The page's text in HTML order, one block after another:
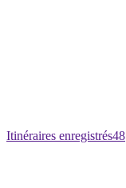
Itinéraires enregistrés48